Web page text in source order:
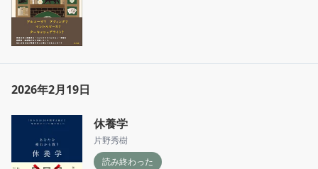
2026年2月19日
休養学
片野秀樹
読み終わった